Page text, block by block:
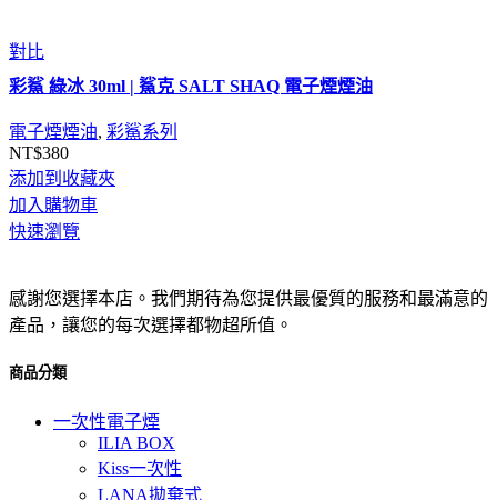
對比
彩鯊 綠冰 30ml | 鯊克 SALT SHAQ 電子煙煙油
電子煙煙油, 彩鯊系列
NT$380
添加到收藏夾
加入購物車
快速瀏覽
感謝您選擇本店。我們期待為您提供最優質的服務和最滿意的
產品，讓您的每次選擇都物超所值。
商品分類
一次性電子煙
ILIA BOX
Kiss一次性
LANA拋棄式